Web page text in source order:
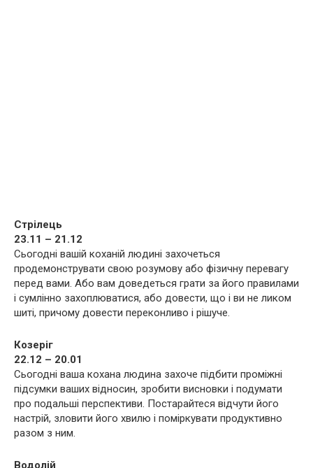
Стрілець
23.11 – 21.12
Сьогодні вашій коханій людині захочеться
продемонструвати свою розумову або фізичну перевагу
перед вами. Або вам доведеться грати за його правилами
і сумлінно захоплюватися, або довести, що і ви не ликом
шиті, причому довести переконливо і рішуче.
Козеріг
22.12 – 20.01
Сьогодні ваша кохана людина захоче підбити проміжні
підсумки ваших відносин, зробити висновки і подумати
про подальші перспективи. Постарайтеся відчути його
настрій, зловити його хвилю і поміркувати продуктивно
разом з ним.
Водолій